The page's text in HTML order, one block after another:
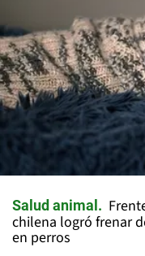
Salud animal
chilena logró frenar
en perros